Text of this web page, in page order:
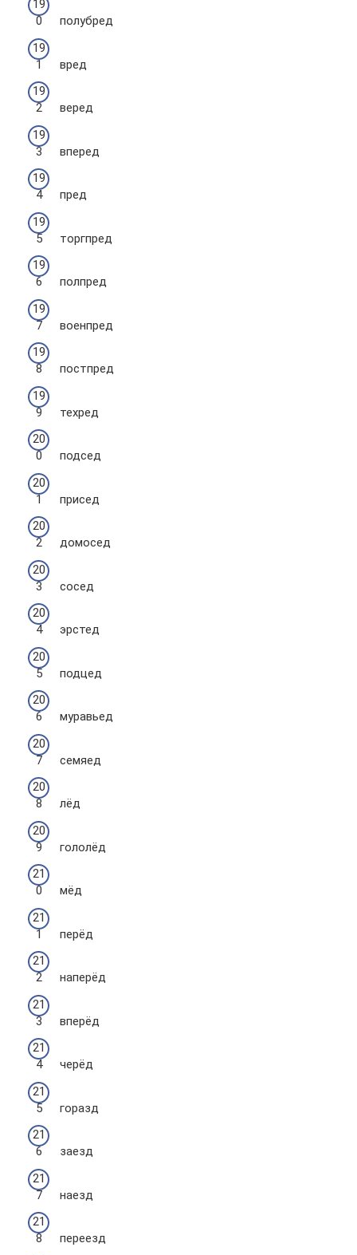
полубред
вред
веред
вперед
пред
торгпред
полпред
военпред
постпред
техред
подсед
присед
домосед
сосед
эрстед
подцед
муравьед
семяед
лёд
гололёд
мёд
перёд
наперёд
вперёд
черёд
горазд
заезд
наезд
переезд